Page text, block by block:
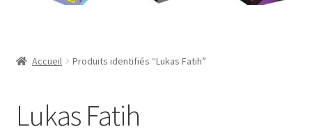
Mon compte
Panier
Accueil Produits identifiés “Lukas Fatih”
Lukas Fatih